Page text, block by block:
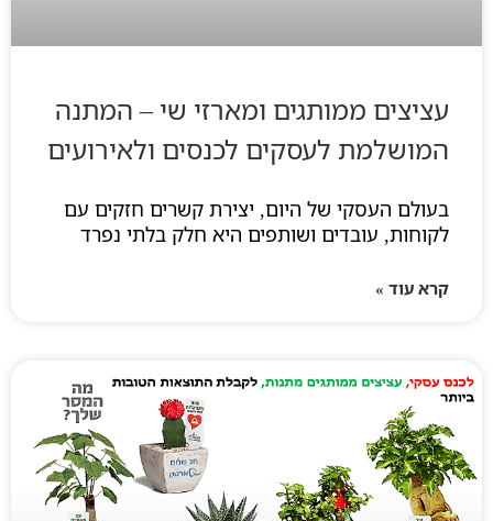
עציצים ממותגים ומארזי שי – המתנה
המושלמת לעסקים לכנסים ולאירועים
בעולם העסקי של היום, יצירת קשרים חזקים עם
לקוחות, עובדים ושותפים היא חלק בלתי נפרד
קרא עוד »